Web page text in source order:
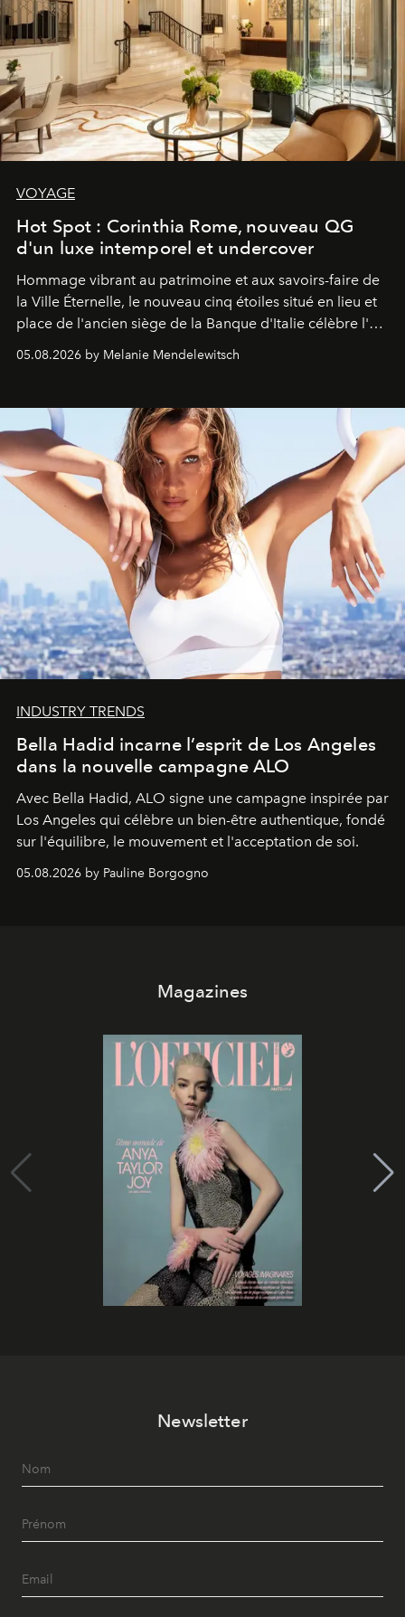
VOYAGE
Hot Spot : Corinthia Rome, nouveau QG
d'un luxe intemporel et undercover
Hommage vibrant au patrimoine et aux savoirs-faire de
la Ville Éternelle, le nouveau cinq étoiles situé en lieu et
place de l'ancien siège de la Banque d'Italie célèbre l'art
05.08.2026 by Melanie Mendelewitsch
INDUSTRY TRENDS
Bella Hadid incarne l’esprit de Los Angeles
dans la nouvelle campagne ALO
Avec Bella Hadid, ALO signe une campagne inspirée par
Los Angeles qui célèbre un bien-être authentique, fondé
sur l'équilibre, le mouvement et l'acceptation de soi.
05.08.2026 by Pauline Borgogno
Magazines
Newsletter